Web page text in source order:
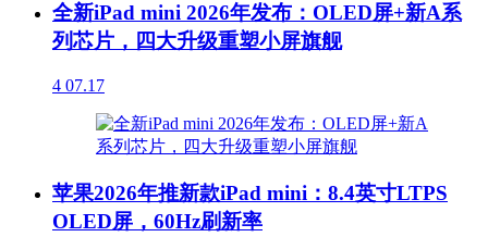
全新iPad mini 2026年发布：OLED屏+新A系
列芯片，四大升级重塑小屏旗舰
4 07.17
苹果2026年推新款iPad mini：8.4英寸LTPS
OLED屏，60Hz刷新率